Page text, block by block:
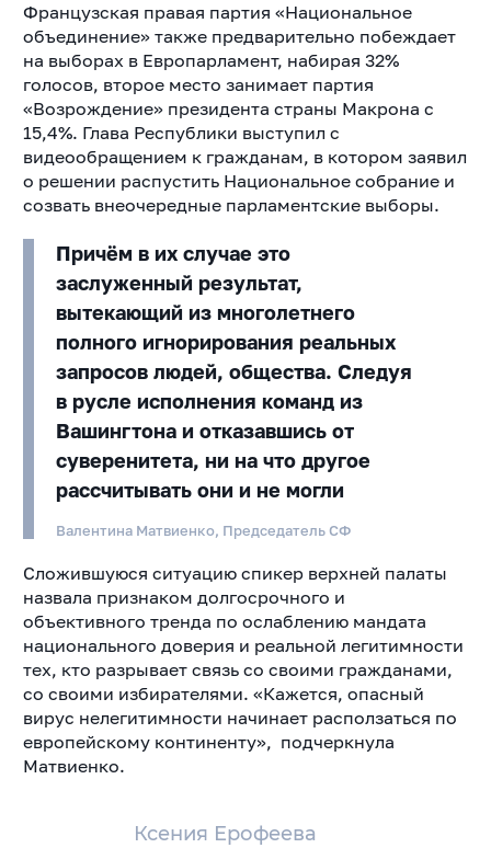
Ксения Ерофеева
Французская правая партия «Национальное
объединение» также предварительно побеждает
на выборах в Европарламент, набирая 32%
голосов, второе место занимает партия
«Возрождение» президента страны Макрона с
15,4%. Глава Республики выступил с
видеообращением к гражданам, в котором заявил
о решении распустить Национальное собрание и
созвать внеочередные парламентские выборы.
Причём в их случае это
заслуженный результат,
вытекающий из многолетнего
полного игнорирования реальных
запросов людей, общества. Следуя
в русле исполнения команд из
Вашингтона и отказавшись от
суверенитета, ни на что другое
рассчитывать они и не могли
Валентина Матвиенко, Председатель СФ
Сложившуюся ситуацию спикер верхней палаты
назвала признаком долгосрочного и
объективного тренда по ослаблению мандата
национального доверия и реальной легитимности
тех, кто разрывает связь со своими гражданами,
со своими избирателями. «Кажется, опасный
вирус нелегитимности начинает расползаться по
европейскому континенту», подчеркнула
Матвиенко.